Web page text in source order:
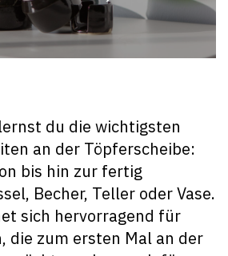
du die wichtigsten
an der Töpferscheibe:
bis hin zur fertig
Becher, Teller oder Vase.
sich hervorragend für
die zum ersten Mal an der